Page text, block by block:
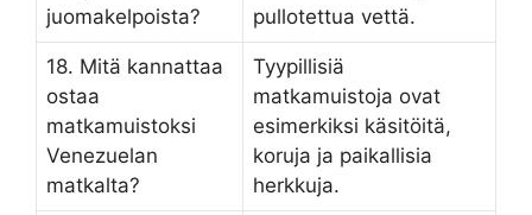
juomakelpoista?
pullotettua vettä.
18. Mitä kannattaa
ostaa
matkamuistoksi
Venezuelan
matkalta?
Tyypillisiä
matkamuistoja ovat
esimerkiksi käsitöitä,
koruja ja paikallisia
herkkuja.